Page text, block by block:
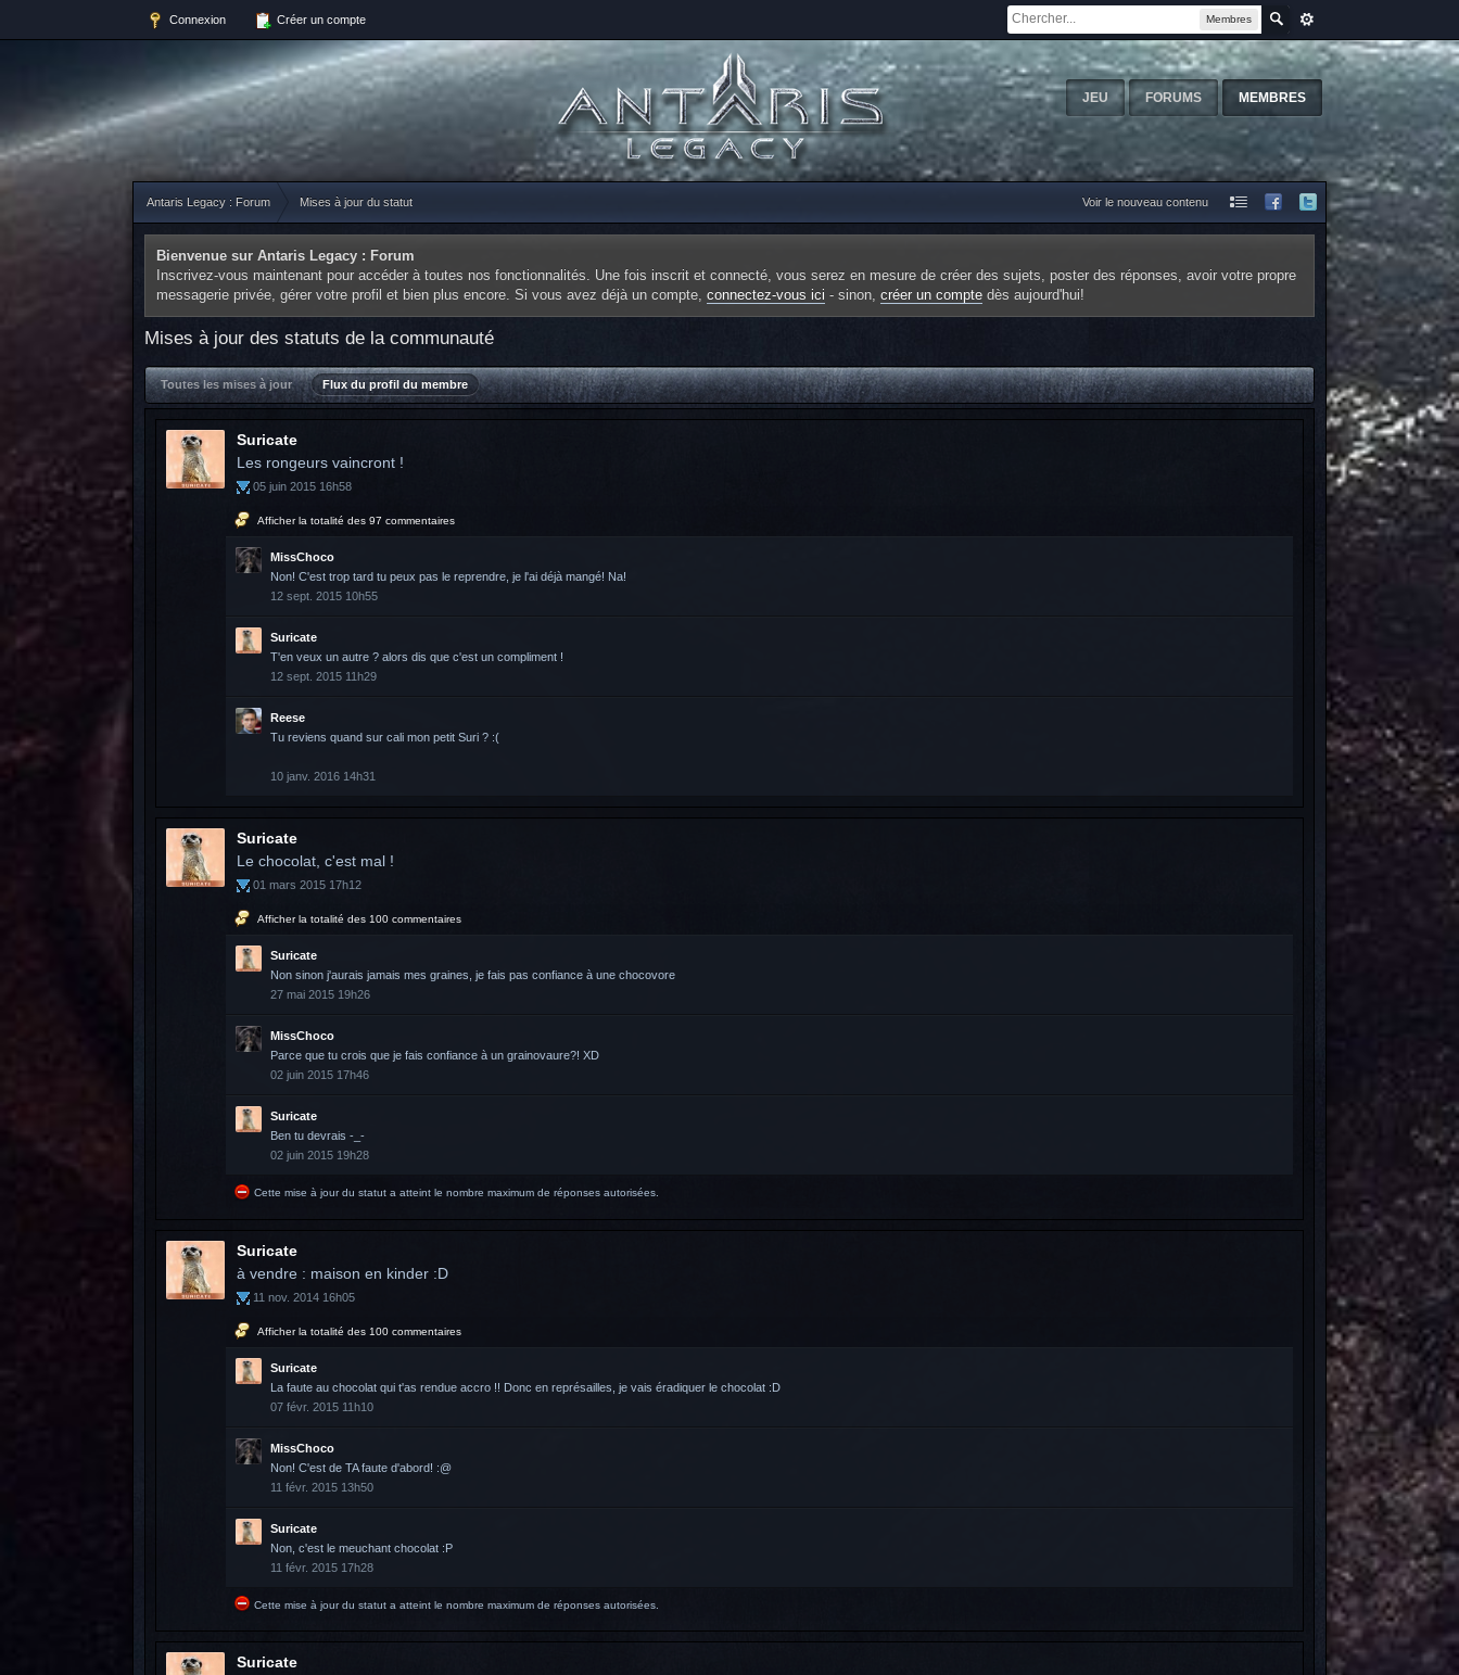
Membres
Connexion Créer un compte
JEU FORUMS MEMBRES
Antaris Legacy : Forum Mises à jour du statut Voir le nouveau contenu
Bienvenue sur Antaris Legacy : Forum
Inscrivez-vous maintenant pour accéder à toutes nos fonctionnalités. Une fois inscrit et connecté, vous serez en mesure de créer des sujets, poster des réponses, avoir votre propre
messagerie privée, gérer votre profil et bien plus encore. Si vous avez déjà un compte, connectez-vous ici - sinon, créer un compte dès aujourd'hui!
Mises à jour des statuts de la communauté
Toutes les mises à jour Flux du profil du membre
Suricate
Les rongeurs vaincront !
05 juin 2015 16h58
Afficher la totalité des 97 commentaires
MissChoco
Non! C'est trop tard tu peux pas le reprendre, je l'ai déjà mangé! Na!
12 sept. 2015 10h55
Suricate
T'en veux un autre ? alors dis que c'est un compliment !
12 sept. 2015 11h29
Reese
Tu reviens quand sur cali mon petit Suri ? :(
10 janv. 2016 14h31
Suricate
Le chocolat, c'est mal !
01 mars 2015 17h12
Afficher la totalité des 100 commentaires
Suricate
Non sinon j'aurais jamais mes graines, je fais pas confiance à une chocovore
27 mai 2015 19h26
MissChoco
Parce que tu crois que je fais confiance à un grainovaure?! XD
02 juin 2015 17h46
Suricate
Ben tu devrais -_-
02 juin 2015 19h28
Cette mise à jour du statut a atteint le nombre maximum de réponses autorisées.
Suricate
à vendre : maison en kinder :D
11 nov. 2014 16h05
Afficher la totalité des 100 commentaires
Suricate
La faute au chocolat qui t'as rendue accro !! Donc en représailles, je vais éradiquer le chocolat :D
07 févr. 2015 11h10
MissChoco
Non! C'est de TA faute d'abord! :@
11 févr. 2015 13h50
Suricate
Non, c'est le meuchant chocolat :P
11 févr. 2015 17h28
Cette mise à jour du statut a atteint le nombre maximum de réponses autorisées.
Suricate